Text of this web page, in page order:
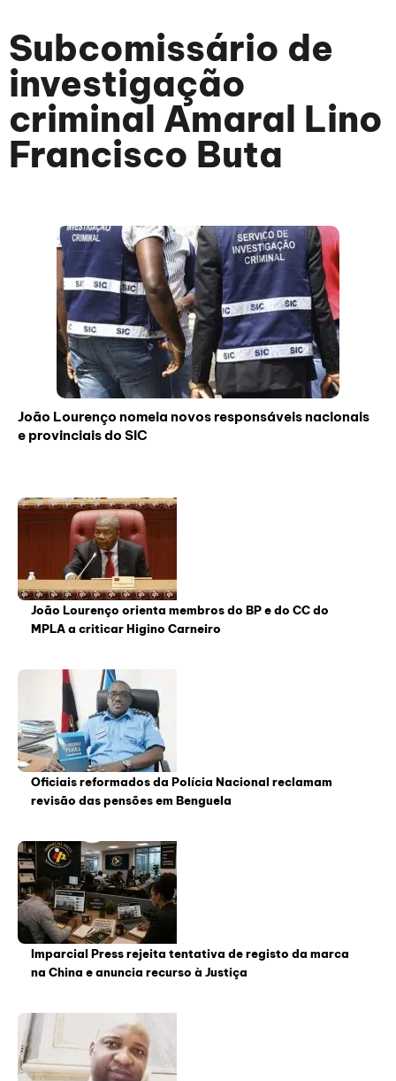
Subcomissário de
investigação
criminal Amaral Lino
Francisco Buta
João Lourenço nomeia novos responsáveis nacionais
e provinciais do SIC
João Lourenço orienta membros do BP e do CC do
MPLA a criticar Higino Carneiro
Oficiais reformados da Polícia Nacional reclamam
revisão das pensões em Benguela
Imparcial Press rejeita tentativa de registo da marca
na China e anuncia recurso à Justiça